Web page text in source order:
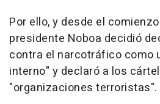
Por ello, y desde el
presidente Noboa decidió
contra el narcotráfico como
interno" y declaró a los
"organizaciones terroristas".